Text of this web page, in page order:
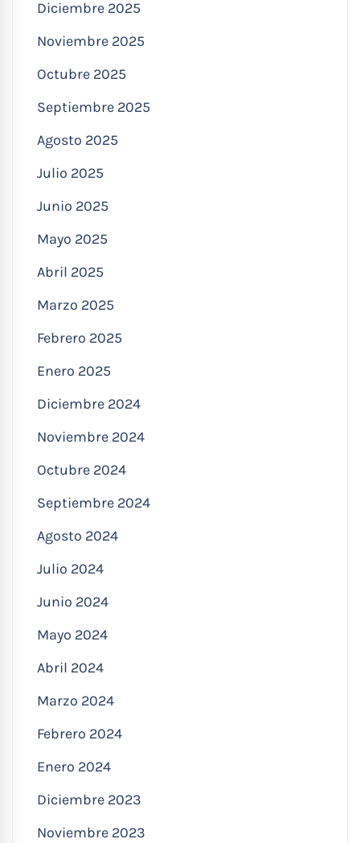
Diciembre 2025
Noviembre 2025
Octubre 2025
Septiembre 2025
Agosto 2025
Julio 2025
Junio 2025
Mayo 2025
Abril 2025
Marzo 2025
Febrero 2025
Enero 2025
Diciembre 2024
Noviembre 2024
Octubre 2024
Septiembre 2024
Agosto 2024
Julio 2024
Junio 2024
Mayo 2024
Abril 2024
Marzo 2024
Febrero 2024
Enero 2024
Diciembre 2023
Noviembre 2023